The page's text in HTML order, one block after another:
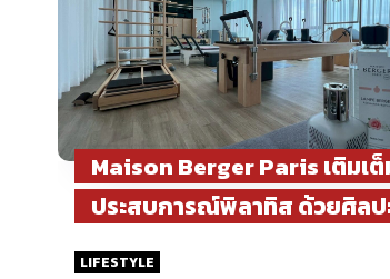
Maison Berger Paris เติมเ
ประสบการณ์พิลาทิส ด้วยศิลป
กลิ่นหอมจากฝรั่งเศส
LIFESTYLE